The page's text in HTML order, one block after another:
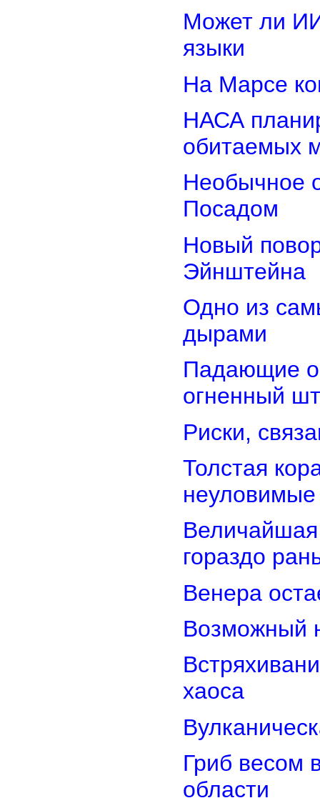
Может ли
языки
На Марсе
НАСА
обитаемых
Необычное
Посадом
Новый
Эйнштейна
Одно из
дырами
Падающие
огненный
Риски,
Толстая
Величайшая
гораздо
Венера
Возможный
хаоса
Гриб весом
области